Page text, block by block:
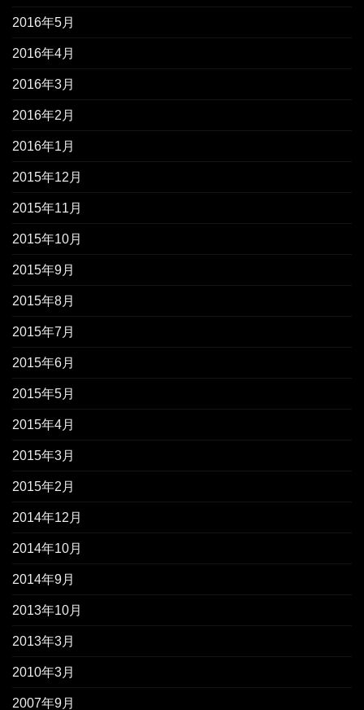
2016年5月
2016年4月
2016年3月
2016年2月
2016年1月
2015年12月
2015年11月
2015年10月
2015年9月
2015年8月
2015年7月
2015年6月
2015年5月
2015年4月
2015年3月
2015年2月
2014年12月
2014年10月
2014年9月
2013年10月
2013年3月
2010年3月
2007年9月